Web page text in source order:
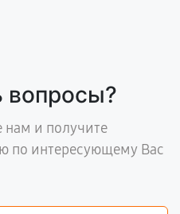
вопросы?
и получите
по интересующему Вас